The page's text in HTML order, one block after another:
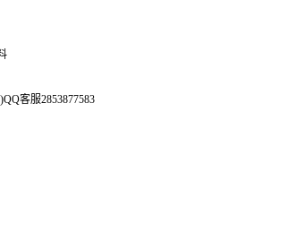
客服2853877583